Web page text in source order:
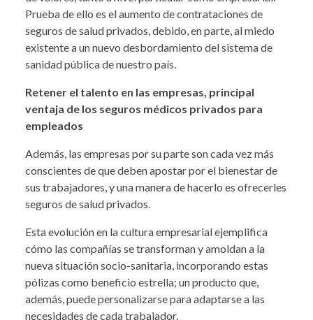
Prueba de ello es el aumento de contrataciones de
seguros de salud privados, debido, en parte, al miedo
existente a un nuevo desbordamiento del sistema de
sanidad pública de nuestro país.
Retener el talento en las empresas, principal
ventaja de los seguros médicos privados para
empleados
Además, las empresas por su parte son cada vez más
conscientes de que deben apostar por el bienestar de
sus trabajadores, y una manera de hacerlo es ofrecerles
seguros de salud privados.
Esta evolución en la cultura empresarial ejemplifica
cómo las compañías se transforman y amoldan a la
nueva situación socio-sanitaria, incorporando estas
pólizas como beneficio estrella; un producto que,
además, puede personalizarse para adaptarse a las
necesidades de cada trabajador.